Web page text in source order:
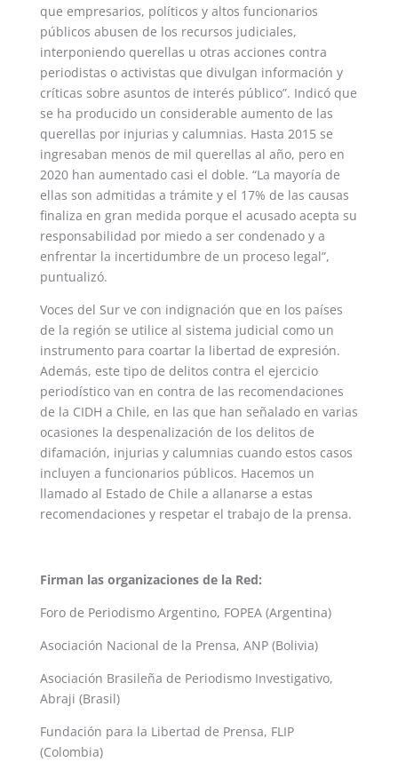
que empresarios, políticos y altos funcionarios
públicos abusen de los recursos judiciales,
interponiendo querellas u otras acciones contra
periodistas o activistas que divulgan información y
críticas sobre asuntos de interés público”. Indicó que
se ha producido un considerable aumento de las
querellas por injurias y calumnias. Hasta 2015 se
ingresaban menos de mil querellas al año, pero en
2020 han aumentado casi el doble. “La mayoría de
ellas son admitidas a trámite y el 17% de las causas
finaliza en gran medida porque el acusado acepta su
responsabilidad por miedo a ser condenado y a
enfrentar la incertidumbre de un proceso legal”,
puntualizó.
Voces del Sur ve con indignación que en los países
de la región se utilice al sistema judicial como un
instrumento para coartar la libertad de expresión.
Además, este tipo de delitos contra el ejercicio
periodístico van en contra de las recomendaciones
de la CIDH a Chile, en las que han señalado en varias
ocasiones la despenalización de los delitos de
difamación, injurias y calumnias cuando estos casos
incluyen a funcionarios públicos. Hacemos un
llamado al Estado de Chile a allanarse a estas
recomendaciones y respetar el trabajo de la prensa.
Firman las organizaciones de la Red:
Foro de Periodismo Argentino, FOPEA (Argentina)
Asociación Nacional de la Prensa, ANP (Bolivia)
Asociación Brasileña de Periodismo Investigativo,
Abraji (Brasil)
Fundación para la Libertad de Prensa, FLIP
(Colombia)